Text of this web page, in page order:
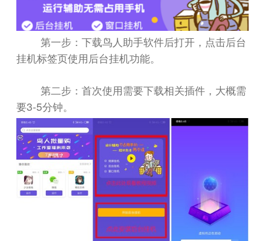
第一步：下载鸟人助手软件后打开，点击后台
挂机标签页使用后台挂机功能。
第二步：首次使用需要下载相关插件，大概需
要3-5分钟。